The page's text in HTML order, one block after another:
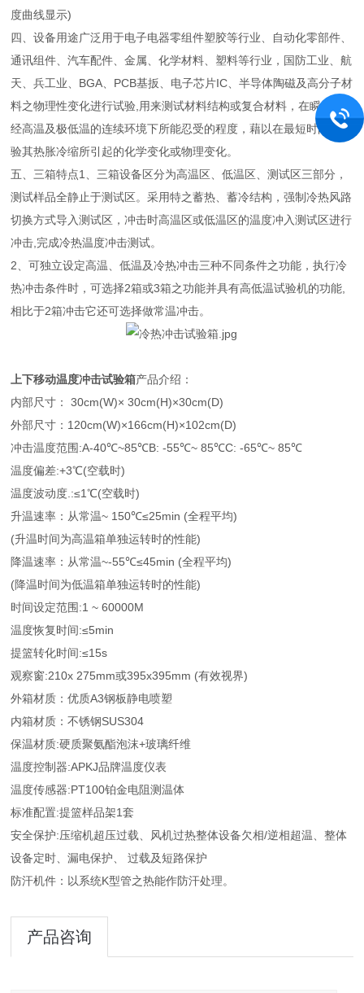
度曲线显示)
四、设备用途广泛用于电子电器零组件塑胶等行业、自动化零部件、
通讯组件、汽车配件、金属、化学材料、塑料等行业，国防工业、航
天、兵工业、BGA、PCB基扳、电子芯片IC、半导体陶磁及高分子材
料之物理性变化进行试验,用来测试材料结构或复合材料，在瞬间下
经高温及极低温的连续环境下所能忍受的程度，藉以在最短时间内试
验其热胀冷缩所引起的化学变化或物理变化。
五、三箱特点1、三箱设备区分为高温区、低温区、测试区三部分，
测试样品全静止于测试区。采用特之蓄热、蓄冷结构，强制冷热风路
切换方式导入测试区，冲击时高温区或低温区的温度冲入测试区进行
冲击,完成冷热温度冲击测试。
2、可独立设定高温、低温及冷热冲击三种不同条件之功能，执行冷
热冲击条件时，可选择2箱或3箱之功能并具有高低温试验机的功能,
相比于2箱冲击它还可选择做常温冲击。
上下移动温度冲击试验箱产品介绍：
内部尺寸：
30cm(W)× 30cm(H)×30cm(D)
外部尺寸： 120cm(W)×166cm(H)×102cm(D)
冲击温度范围:A-40℃~85℃B: -55℃~ 85℃C: -65℃~ 85℃
温度偏差:+3℃(空载时)
温度波动度 .:≤1℃(空载时)
升温速率：从常温~ 150℃≤25min (全程平均)
(升温时间为高温箱单独运转时的性能)
降温速率：从常温~-55℃≤45min (全程平均)
(降温时间为低温箱单独运转时的性能)
时间设定范围:1 ~ 60000M
温度恢复时间:≤5min
提篮转化时间:≤15s
观察窗:210x 275mm或395x395mm (有效视界)
外箱材质：优质A3钢板静电喷塑
内箱材质：不锈钢SUS304
保温材质:硬质聚氨酯泡沫+玻璃纤维
温度控制器:APKJ品牌温度仪表
温度传感器:PT100铂金电阻测温体
标准配置:提篮样品架1套
安全保护:压缩机超压过载、风机过热整体设备欠相/逆相超温、整体
设备定时、漏电保护、 过载及短路保护
防汗机件：以系统K型管之热能作防汗处理。
产品咨询